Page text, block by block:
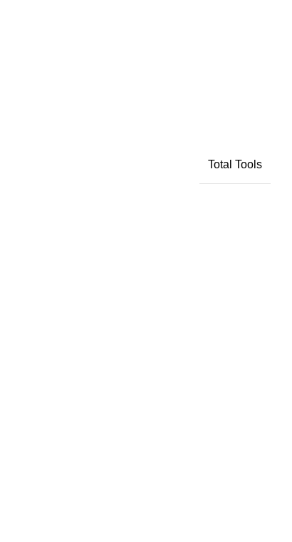
Total Tools